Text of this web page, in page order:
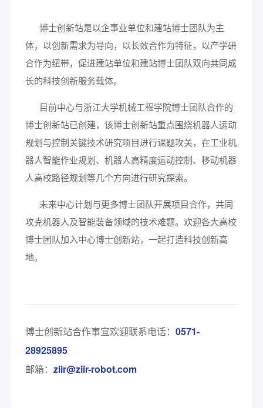
博士创新站是以企事业单位和建站博士团队为主
体，以创新需求为导向，以长效合作为特征，以产学研
合作为纽带，促进建站单位和建站博士团队双向共同成
长的科技创新服务载体。
目前中心与浙江大学机械工程学院博士团队合作的
博士创新站已创建，该博士创新站重点围绕机器人运动
规划与控制关键技术研究项目进行课题攻关，在工业机
器人智能作业规划、机器人高精度运动控制、移动机器
人高校路径规划等几个方向进行研究探索。
未来中心计划与更多博士团队开展项目合作，共同
攻克机器人及智能装备领域的技术难题。欢迎各大高校
博士团队加入中心博士创新站，一起打造科技创新高
地。
博士创新站合作事宜欢迎联系电话： 0571-
28925895
邮箱： ziir@ziir-robot.com